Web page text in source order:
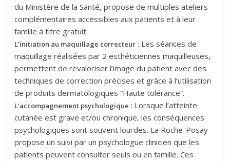
du Ministère de la Santé, propose de multiples ateliers
complémentaires accessibles aux patients et à leur
famille à titre gratuit.
L’initiation au maquillage correcteur : Les séances de
maquillage réalisées par 2 esthéticiennes maquilleuses,
permettent de revaloriser l’image du patient avec des
techniques de correction précises et grâce à l’utilisation
de produits dermatologiques “Haute tolérance”.
L’accompagnement psychologique : Lorsque l’atteinte
cutanée est grave et/ou chronique, les conséquences
psychologiques sont souvent lourdes. La Roche-Posay
propose un suivi par un psychologue clinicien que les
patients peuvent consulter seuls ou en famille. Ces